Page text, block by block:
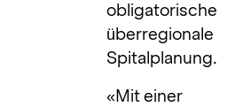
obligatorische
überregionale
Spitalplanung.
«Mit einer